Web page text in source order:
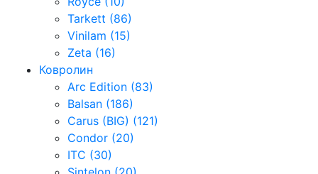
Tarkett (86)
Vinilam (15)
Zeta (16)
Ковролин
Arc Edition (83)
Balsan (186)
Carus (BIG) (121)
Condor (20)
ITC (30)